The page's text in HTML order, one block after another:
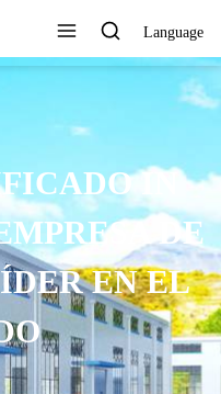
Language
IN
DE
EN EL